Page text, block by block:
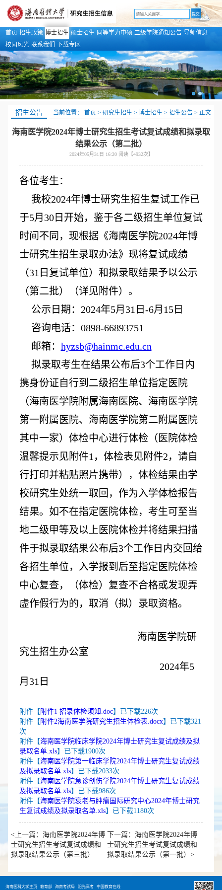
首页 招生政策 博士招生 硕士招生 同等学力申硕 二级学院通知公告 导师信息
校园风光 联系我们 下载专区
招生公告 当前位置： 首页 > 研究生招生 > 博士招生 > 招生公告 > 正文
海南医学院2024年博士研究生招生考试复试成绩和拟录取
结果公示（第二批）
2024年05月31日 16:20 阅读【4932次】
各位考生：
我校2024年博士研究生招生复试工作已
于5月 30日开始，鉴于各二级招生单位复试
时间不同，现根据《海南医学院2024年博
士研究生招生录取办法》 现将复试成绩
（31 日复试单位）和拟录取结果予以公示
（第二批）（详见附件）。
公示日期：2024年5月 31 日 -6月 15日
咨询电话：0898-66893751
邮箱： hyzsb@hainmc.edu.cn
拟录取考生在结果公布后3个工作日内
携身份证自行到 二级招生单位指定医院
（海南医学院附属海南医院、海南医学院
第一附属医院、 海南医学院第二附属医院
其中一家） 体检中心进行体检（医院体检
温馨提示见附件1，体检表见附件2，请自
行打印并粘贴照片携带），体检结果由学
校研究生处统一取回，作为入学体检报告
结果。如不在指定医院体检，考生可至当
地二级甲等及以上医院体检并将结果扫描
件于拟录取结果公布后3个工作日内交回给
各招生单位，入学报到后至指定 医院体检
中心复查，（体检）复查不合格或发现弄
虚作假行为的，取消（拟）录取资格。
海南医学院研
究生招生办公室
2024年5
月 31 日
附件【 附件1 招录体检须知.doc】已下载226次
附件【 附件2海南医学院研究生招生体检表.docx】已下载321
次
附件【海南医学院临床学院2024年博士研究生复试成绩及拟
录取名单.xls】已下载1900次
附件【海南医学院第一临床学院2024年博士研究生复试成绩
及拟录取名单.xls】已下载2033次
附件【海南医学院急诊创伤学院2024年博士研究生复试成绩
及拟录取名单.xls】已下载986次
附件【海南医学院衰老与肿瘤国际研究中心2024年博士研究
生复试成绩及拟录取名单.xls】已下载1180次
<上一篇：海南医学院2024年博
士研究生招生考试复试成绩和
拟录取结果公示（第三批）
下一篇：海南医学院2024年博
士研究生招生考试复试成绩和
拟录取结果公示（第一批）>
海南医科大学主页 教育部 海南考试局 阳光高考 中国教育在线